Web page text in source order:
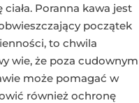
Poranna kawa jest
początek
to chwila
wie, że poza cudownym
może pomagać w
również ochronę